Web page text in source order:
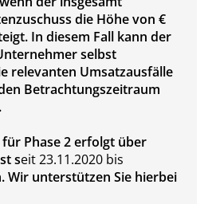
die Höhe von €
In diesem Fall kann der
selbst
relevanten Umsatzausfälle
Betrachtungszeitraum
Phase 2 erfolgt über
seit 23.11.2020 bis
Wir unterstützen Sie hierbei